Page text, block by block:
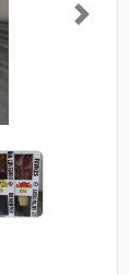
Next